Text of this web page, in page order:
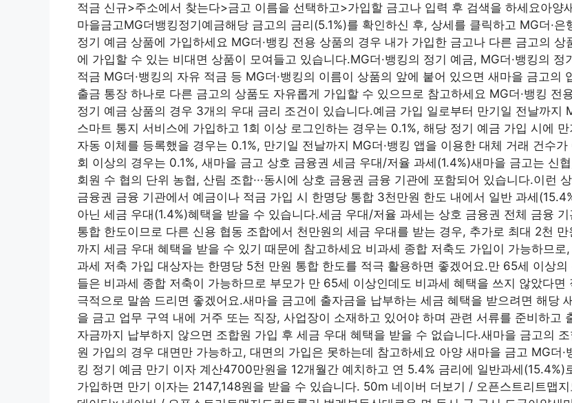
적금 신규>주소에서 찾는다>금고 이름을 선택하고>가입할 금고나 입력 후 검색을 하세요아양
마을금고MG더뱅킹정기예금해당 금고의 금리(5.1%)를 확인하신 후, 상세를 클릭하고 MG더·은
정기 예금 상품에 가입하세요 MG더·뱅킹 전용 상품의 경우 내가 가입한 금고나 다른 금고의 상
에 가입할 수 있는 비대면 상품이 모여들고 있습니다.MG더·뱅킹의 정기 예금, MG더·뱅킹의 정
적금 MG더·뱅킹의 자유 적금 등 MG더·뱅킹의 이름이 상품의 앞에 붙어 있으면 새마을 금고의
출금 통장 하나로 다른 금고의 상품도 자유롭게 가입할 수 있으므로 참고하세요 MG더·뱅킹 전
정기 예금 상품의 경우 3개의 우대 금리 조건이 있습니다.예금 가입 일로부터 만기일 전날까지
스마트 통지 서비스에 가입하고 1회 이상 로그인하는 경우는 0.1%, 해당 정기 예금 가입 시에 만
자동 이체를 등록했을 경우는 0.1%, 만기일 전날까지 MG더·뱅킹 앱을 이용한 대체 거래 건수가
회 이상의 경우는 0.1%, 새마을 금고 상호 금융권 세금 우대/저율 과세(1.4%)새마을 금고는 신
회원 수 협의 단위 농협, 산림 조합···동시에 상호 금융권 금융 기관에 포함되어 있습니다.이런
금융권 금융 기관에서 예금이나 적금 가입 시 한명당 통합 3천만원 한도 내에서 일반 과세
아닌 세금 우대(1.4%)혜택을 받을 수 있습니다.세금 우대/저율 과세는 상호 금융권 전체 금융 기
통합 한도이므로 다른 신용 협동 조합에서 천만원의 세금 우대를 받는 경우, 추가로 최대 2천 만
까지 세금 우대 혜택을 받을 수 있기 때문에 참고하세요 비과세 종합 저축도 가입이 가능하므로,
과세 저축 가입 대상자는 한명당 5천 만원 통합 한도를 적극 활용하면 좋겠어요.만 65세 이상의
들은 비과세 종합 저축이 가능하므로 부모가 만 65세 이상인데도 비과세 혜택을 쓰지 않았다면
극적으로 말씀 드리면 좋겠어요.새마을 금고에 출자금을 납부하는 세금 혜택을 받으려면 해당
을 금고 업무 구역 내에 거주 또는 직장, 사업장이 소재하고 있어야 하며 관련 서류를 준비하고
자금까지 납부하지 않으면 조합원 가입 후 세금 우대 혜택을 받을 수 없습니다.새마을 금고의
원 가입의 경우 대면만 가능하고, 대면의 가입은 못하는데 참고하세요 아양 새마을 금고 MG더·
킹 정기 예금 만기 이자 계산4700만원을 12개월간 예치하고 연 5.4% 금리에 일반과세(15.4%)
가입하면 만기 이자는 2147,148원을 받을 수 있습니다. 50m 네이버 더보기 / 오픈스트리트맵지